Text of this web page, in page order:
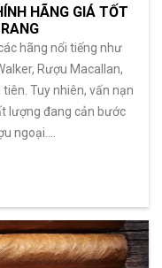
HÃNG GIÁ TỐT
hãng nổi tiếng như
Rượu Macallan,
Tuy nhiên, vấn nạn
lượng đang cản bước
ngoại.…